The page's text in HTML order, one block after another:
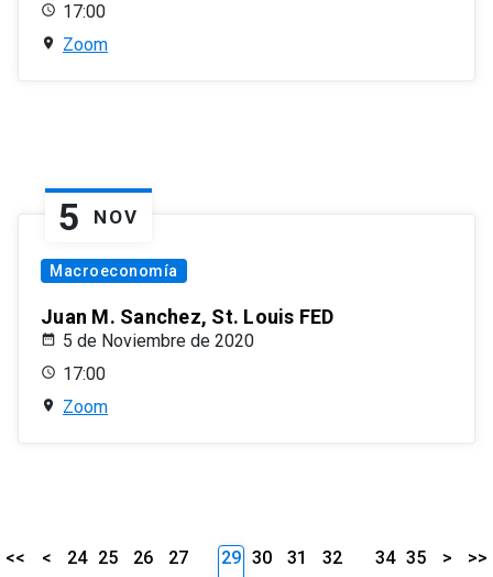
17:00
Zoom
5 NOV
Macroeconomía
Juan M. Sanchez, St. Louis FED
5 de Noviembre de 2020
17:00
Zoom
<< < 24 25 26
27
29 30 31
32
34 35 > >>